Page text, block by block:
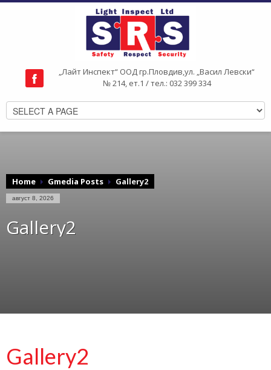
„Лайт Инспект“ ООД гр.Пловдив,ул. „Васил Левски“
№ 214, ет.1 / тел.: 032 399 334
Home Gmedia Posts Gallery2
август 8, 2026
Gallery2
Gallery2